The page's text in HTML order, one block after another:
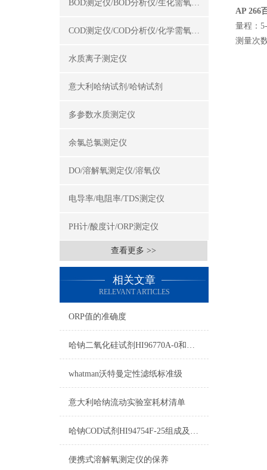
BOD测定仪/BOD分析仪/生化需氧量测定仪
COD测定仪/COD分析仪/化学需氧量测定仪
水质离子测定仪
意大利哈纳试剂/哈钠试剂
多参数水质测定仪
余氯总氯测定仪
DO/溶解氧测定仪/溶氧仪
电导率/电阻率/TDS测定仪
PH计/酸度计/ORP测定仪
查看更多 >>
相关文章
RELEVANT ARTICLES
ORP值的准确度
哈钠二氧化硅试剂HI96770A-0和HI96770B-0使用方法
whatman沃特曼定性滤纸标准级
意大利哈纳流动实验室耗材清单
哈钠COD试剂HI94754F-25组成及测量范围
便携式溶解氧测定仪的保养
AP 266
量程：
测量次